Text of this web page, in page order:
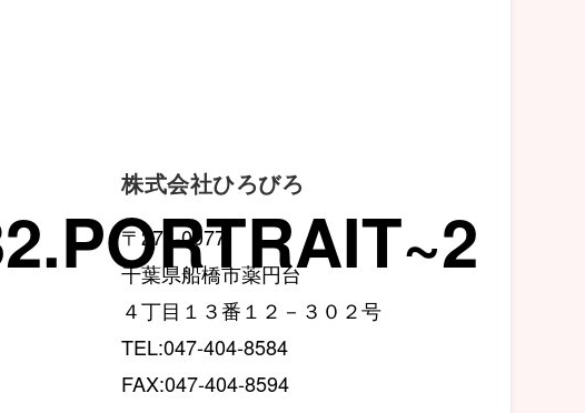
株式会社ひろびろ
〒274-0077
千葉県船橋市薬円台
４丁目１３番１２－３０２号
TEL:047-404-8584
FAX:047-404-8594